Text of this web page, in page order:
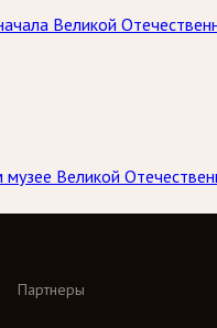
Великой
Великой
Партнеры